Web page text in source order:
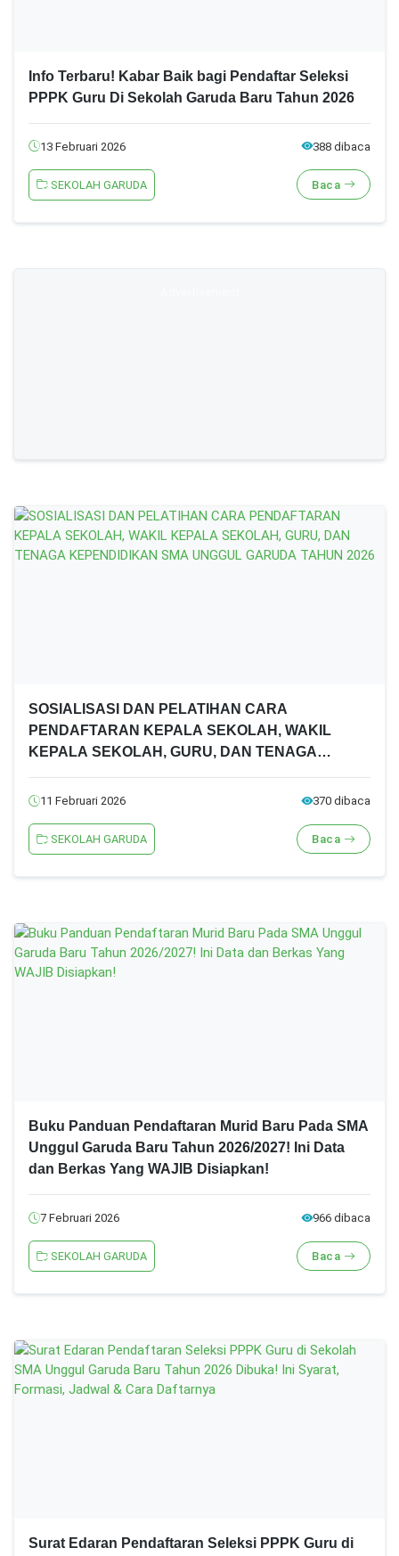
Info Terbaru! Kabar Baik bagi Pendaftar Seleksi
PPPK Guru Di Sekolah Garuda Baru Tahun 2026
13 Februari 2026 388 dibaca
SEKOLAH GARUDA Baca
SOSIALISASI DAN PELATIHAN CARA
PENDAFTARAN KEPALA SEKOLAH, WAKIL
KEPALA SEKOLAH, GURU, DAN TENAGA
2026
11 Februari 2026 370 dibaca
SEKOLAH GARUDA Baca
Buku Panduan Pendaftaran Murid Baru Pada SMA
Unggul Garuda Baru Tahun 2026/2027! Ini Data
dan Berkas Yang WAJIB Disiapkan!
7 Februari 2026 966 dibaca
SEKOLAH GARUDA Baca
Surat Edaran Pendaftaran Seleksi PPPK Guru di